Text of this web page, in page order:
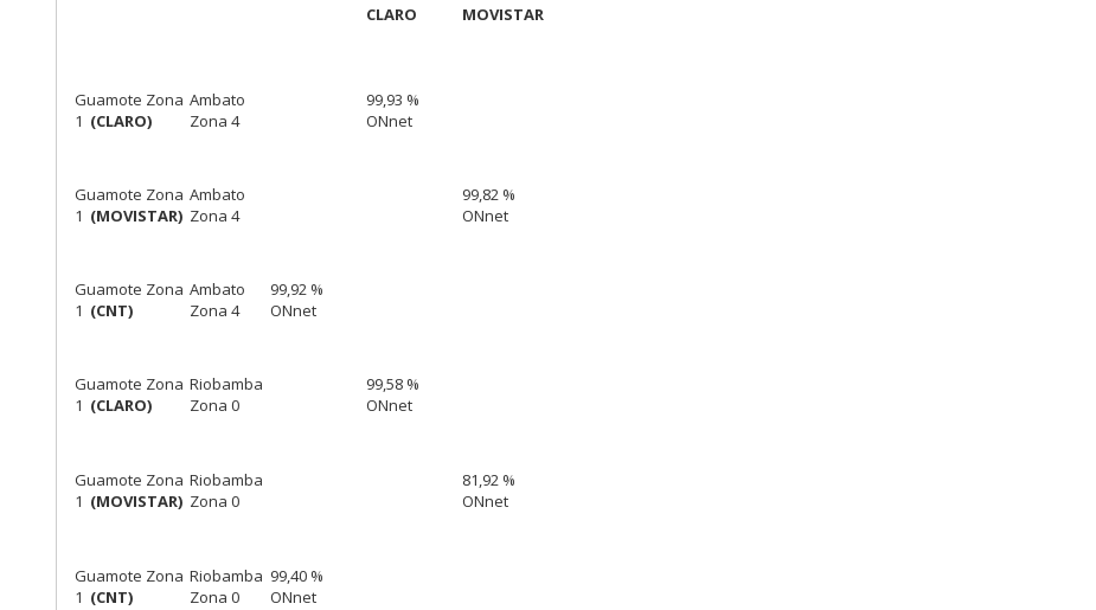
CLARO
MOVISTAR
Guamote Zona
1 (CLARO)
Ambato
Zona 4
99,93 %
ONnet
Guamote Zona
1 (MOVISTAR)
Ambato
Zona 4
99,82 %
ONnet
Guamote Zona
1 (CNT)
Ambato
Zona 4
99,92 %
ONnet
Guamote Zona
1 (CLARO)
Riobamba
Zona 0
99,58 %
ONnet
Guamote Zona
1 (MOVISTAR)
Riobamba
Zona 0
81,92 %
ONnet
Guamote Zona
1 (CNT)
Riobamba
Zona 0
99,40 %
ONnet